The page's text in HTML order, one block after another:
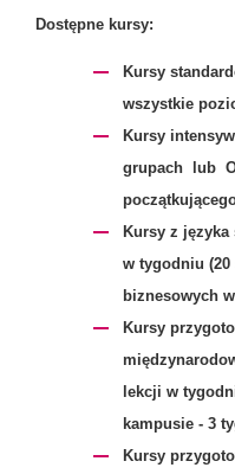
Dostępne kursy:
Kursy
wszystkie
Kursy
grupach lub
Kursy z
w tygodniu (20
biznesowych
Kursy
lekcji w
kampusie - 3
Kursy